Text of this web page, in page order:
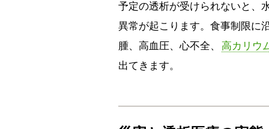
予定の透析が受けられないと、
異常が起こります。食事制限に
腫、高血圧、心不全、
高カリウ
出てきます。